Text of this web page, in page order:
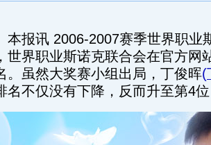
讯 2006-2007赛季世界职业
世界职业斯诺克联合会在官方网
。虽然大奖赛小组出局，丁俊晖(
名不仅没有下降，反而升至第4